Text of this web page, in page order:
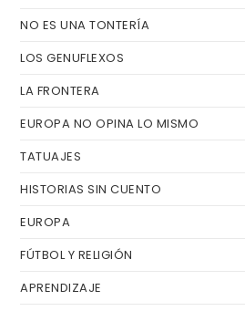
NO ES UNA TONTERÍA
LOS GENUFLEXOS
LA FRONTERA
EUROPA NO OPINA LO MISMO
TATUAJES
HISTORIAS SIN CUENTO
EUROPA
FÚTBOL Y RELIGIÓN
APRENDIZAJE